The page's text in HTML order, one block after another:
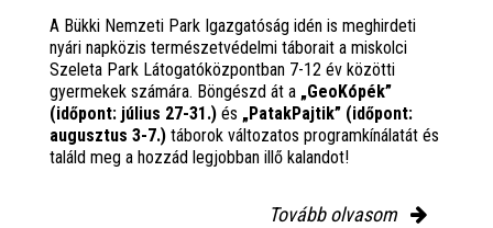
A Bükki Nemzeti Park Igazgatóság idén is meghirdeti
nyári napközis természetvédelmi táborait a miskolci
Szeleta Park Látogatóközpontban 7-12 év közötti
gyermekek számára. Böngészd át a „GeoKópék”
(időpont: július 27-31.) és „PatakPajtik” (időpont:
augusztus 3-7.) táborok változatos programkínálatát és
találd meg a hozzád legjobban illő kalandot!
Tovább olvasom